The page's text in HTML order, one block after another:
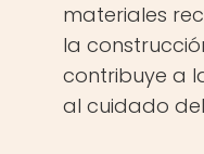
materiales
la
contribuye a
al cuidado